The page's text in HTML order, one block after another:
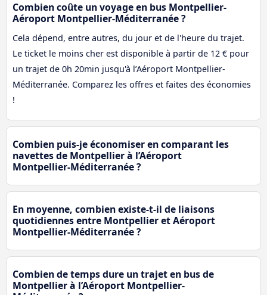
Combien coûte un voyage en bus Montpellier-
Aéroport Montpellier-Méditerranée ?
Cela dépend, entre autres, du jour et de l'heure du trajet.
Le ticket le moins cher est disponible à partir de 12 € pour
un trajet de 0h 20min jusqu'à l’Aéroport Montpellier-
Méditerranée. Comparez les offres et faites des économies
!
Combien puis-je économiser en comparant les
navettes de Montpellier à l’Aéroport
Montpellier-Méditerranée ?
En moyenne, combien existe-t-il de liaisons
quotidiennes entre Montpellier et Aéroport
Montpellier-Méditerranée ?
Combien de temps dure un trajet en bus de
Montpellier à l’Aéroport Montpellier-